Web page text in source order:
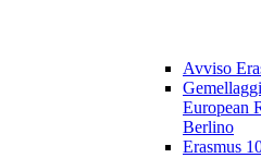
Avviso
European
Berlino
Erasmus